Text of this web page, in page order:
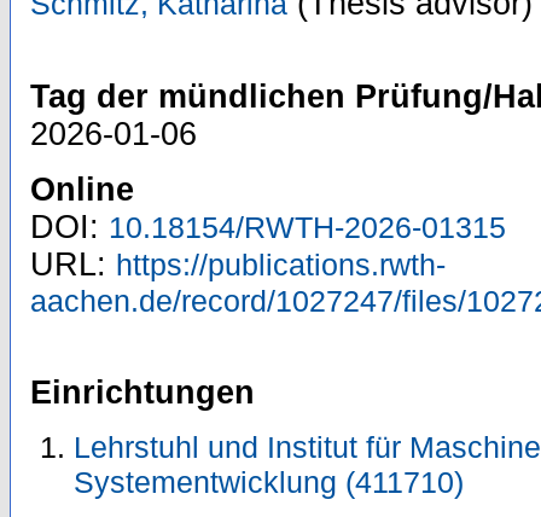
Tag der mündlichen Prüfung/
2026-01-06
Online
DOI: 10.18154/RWTH-2026-01315
URL: https://publications.rwth-
aachen.de/record/1027247/files/
Einrichtungen
Lehrstuhl und Institut für
Systementwicklung (411710)